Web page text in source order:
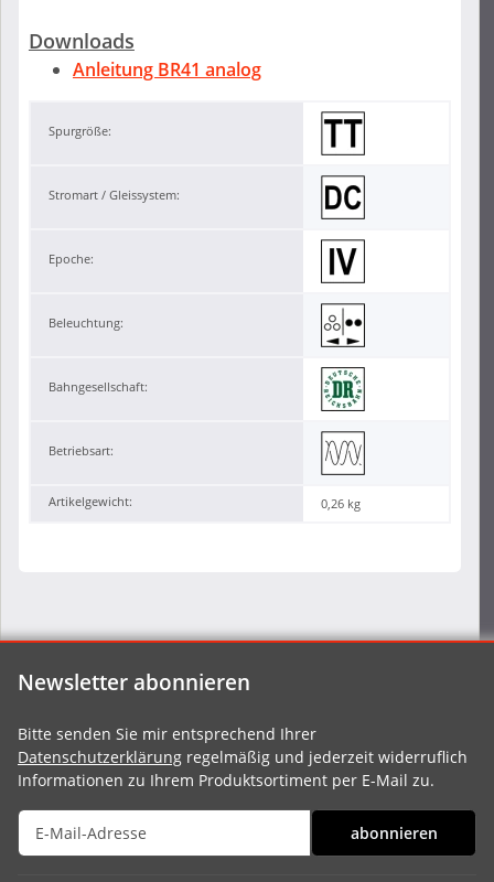
Downloads
Anleitung BR41 analog
Spurgröße:
Stromart / Gleissystem:
Epoche:
Beleuchtung:
Bahngesellschaft:
Betriebsart:
Artikelgewicht: 0,26 kg
Newsletter abonnieren
Bitte senden Sie mir entsprechend Ihrer
Datenschutzerklärung regelmäßig und jederzeit widerruflich
Informationen zu Ihrem Produktsortiment per E-Mail zu.
abonnieren